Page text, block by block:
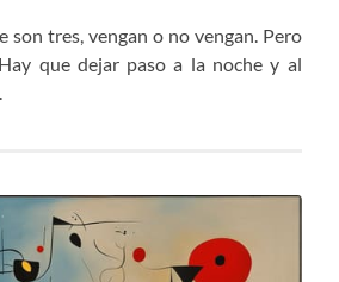
son tres, vengan o no vengan. Pero
que dejar paso a la noche y al